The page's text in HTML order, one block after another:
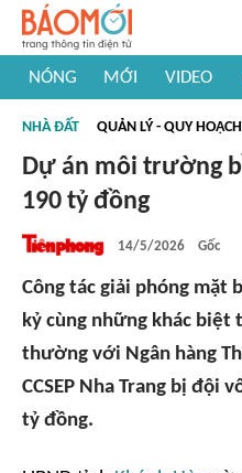
NÓNG MỚI VIDEO
#Khám phá Việt Nam
#Khám phá
NHÀ ĐẤT QUẢN LÝ - QUY HOẠCH
Dự án môi trường
190 tỷ đồng
14/5/2026 Gốc
Công tác giải phóng mặt
kỷ cùng những khác biệt
thường với Ngân hàng
CCSEP Nha Trang bị
tỷ đồng.